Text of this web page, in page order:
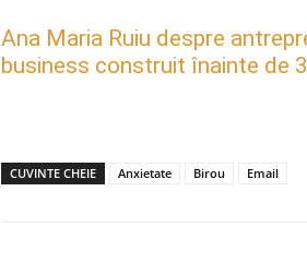
Ana Maria Ruiu despre
business construit înainte de
CUVINTE CHEIE Anxietate Birou Email